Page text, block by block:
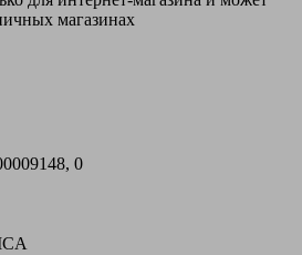
магазинах
0